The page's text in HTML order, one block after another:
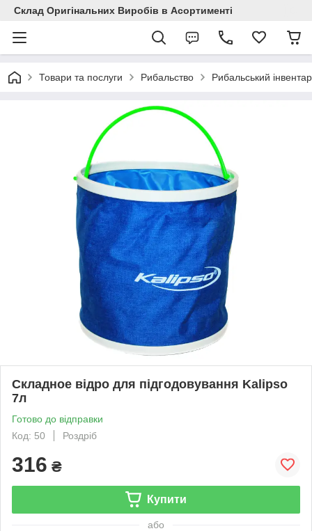
Склад Оригінальних Виробів в Асортименті
Товари та послуги Рибальство Рибальський інвентар
Складное відро для підгодовування Kalipso
7л
Готово до відправки
Код: 50
Роздріб
316 ₴
Купити
або